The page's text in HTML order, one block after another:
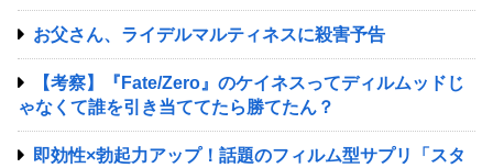
お父さん、ライデルマルティネスに殺害予告
【考察】『Fate/Zero』のケイネスってディルムッドじ
ゃなくて誰を引き当ててたら勝てたん？
即効性×勃起力アップ！話題のフィルム型サプリ「スタ